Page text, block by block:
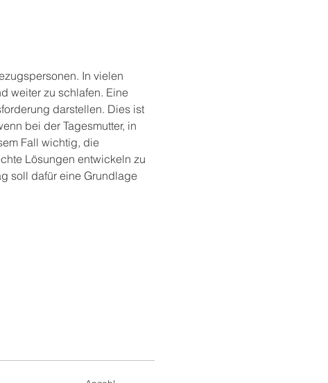
In vielen
weiter zu schlafen. Eine
darstellen. Dies ist
bei der Tagesmutter, in
Fall wichtig, die
Lösungen entwickeln zu
soll dafür eine Grundlage